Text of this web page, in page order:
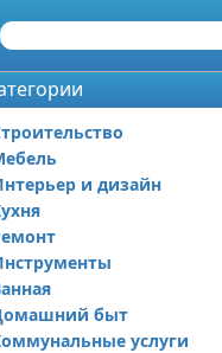
и дизайн
Дизайн дачи
Дизайн квартиры
Посуда
Ремонт дачи
Ремонт квартиры
быт
услуги